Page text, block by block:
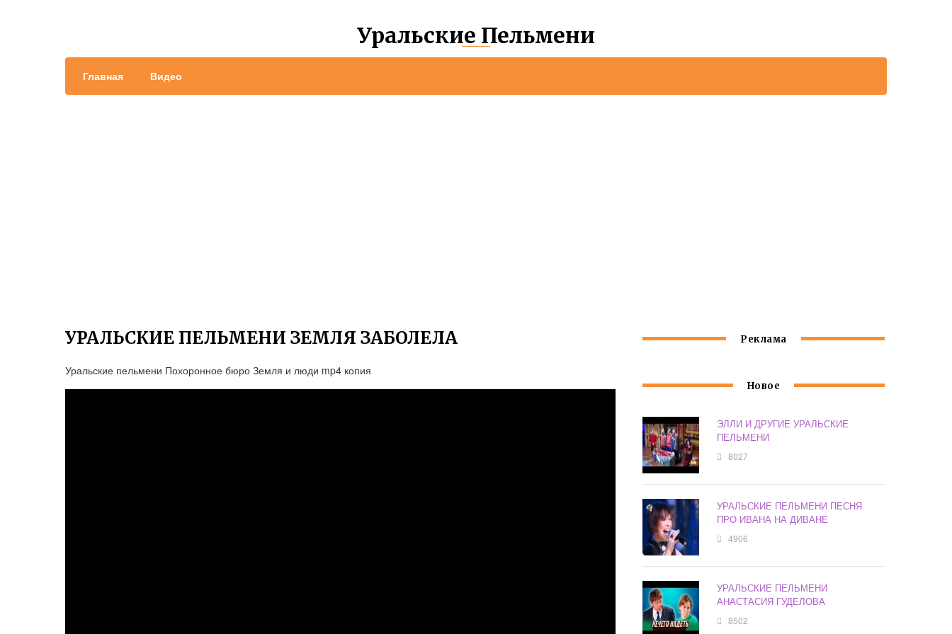
Уральские Пельмени
Главная Видео
УРАЛЬСКИЕ ПЕЛЬМЕНИ ЗЕМЛЯ ЗАБОЛЕЛА
Уральские пельмени Похоронное бюро Земля и люди mp4 копия
Реклама
Новое
ЭЛЛИ И ДРУГИЕ УРАЛЬСКИЕ
ПЕЛЬМЕНИ
8027
УРАЛЬСКИЕ ПЕЛЬМЕНИ ПЕСНЯ
ПРО ИВАНА НА ДИВАНЕ
4906
УРАЛЬСКИЕ ПЕЛЬМЕНИ
АНАСТАСИЯ ГУДЕЛОВА
8502